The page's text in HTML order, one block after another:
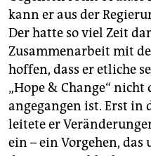
kann er aus der
Der hatte so viel Zeit
Zusammenarbeit mit
hoffen, dass er etliche
„Hope & Change“ nicht
angegangen ist. Erst in
leitete er
ein – ein Vorgehen,